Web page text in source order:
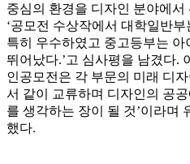
중심의 환경을 디자인 분야에서
‘공모전 수상작에서 대학일반
특히 우수하였고 중고등부는 아
뛰어났다.’고 심사평을 남겼다.
인공모전은 각 부문의 미래 디
서 같이 교류하며 디자인의 공
를 생각하는 장이 될 것’이라며
했다.